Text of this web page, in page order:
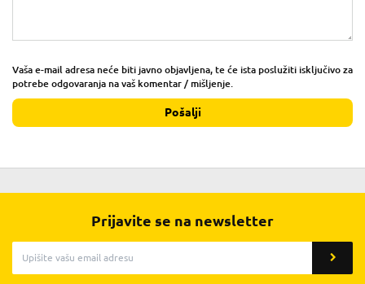
Vaša e-mail adresa neće biti javno objavljena, te će ista poslužiti isključivo za
potrebe odgovaranja na vaš komentar / mišljenje.
Pošalji
Prijavite se na newsletter